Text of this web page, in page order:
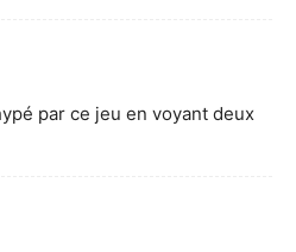
par ce jeu en voyant deux